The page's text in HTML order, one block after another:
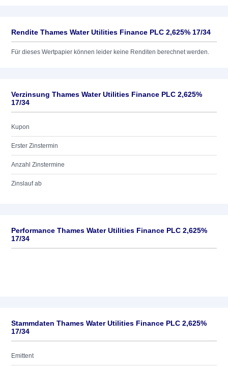
Rendite Thames Water Utilities Finance PLC 2,625% 17/34
Für dieses Wertpapier können leider keine Renditen berechnet werden.
Verzinsung Thames Water Utilities Finance PLC 2,625%
17/34
Kupon
Erster Zinstermin
Anzahl Zinstermine
Zinslauf ab
Performance Thames Water Utilities Finance PLC 2,625%
17/34
Stammdaten Thames Water Utilities Finance PLC 2,625%
17/34
Emittent